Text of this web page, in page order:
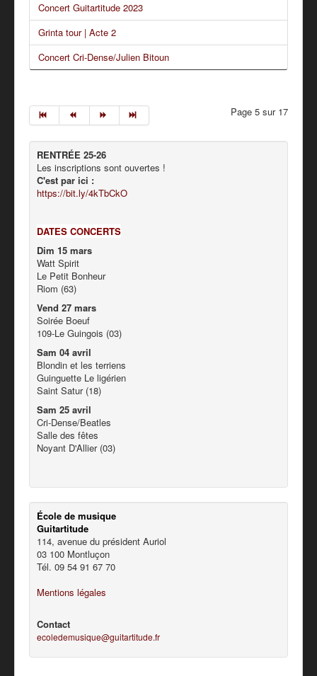
Concert Guitartitude 2023
Grinta tour | Acte 2
Concert Cri-Dense/Julien Bitoun
Page 5 sur 17
RENTRÉE 25-26
Les inscriptions sont ouvertes !
C'est par ici :
https://bit.ly/4kTbCkO
DATES CONCERTS
Dim 15 mars
Watt Spirit
Le Petit Bonheur
Riom (63)
Vend 27 mars
Soirée Boeuf
109-Le Guingois (03)
Sam 04 avril
Blondin et les terriens
Guinguette Le ligérien
Saint Satur (18)
Sam 25 avril
Cri-Dense/Beatles
Salle des fêtes
Noyant D'Allier (03)
École de musique
Guitartitude
114, avenue du président Auriol
03 100 Montluçon
Tél. 09 54 91 67 70
Mentions légales
Contact
ecoledemusique@guitartitude.fr